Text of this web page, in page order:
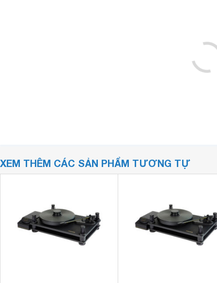
XEM THÊM CÁC SẢN PHẨM TƯƠNG TỰ